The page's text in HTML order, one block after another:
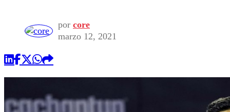
Torneo Internacional
Torneo Nacional
Internacional
Nacional
Programas
Comercial
por core
marzo 12, 2021